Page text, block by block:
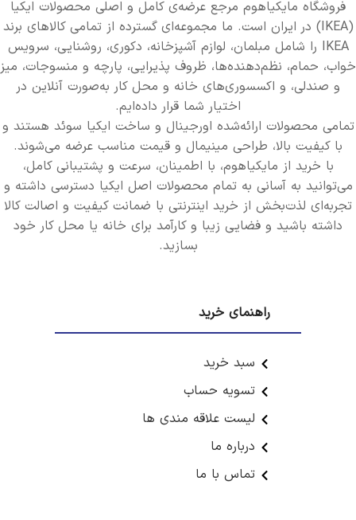
فروشگاه مایکیاهوم مرجع عرضه‌ی کامل و اصلی محصولات ایکیا
(IKEA) در ایران است. ما مجموعه‌ای گسترده از تمامی کالاهای برند
IKEA را شامل مبلمان، لوازم آشپزخانه، دکوری، روشنایی، سرویس
خواب، حمام، نظم‌دهنده‌ها، ظروف پذیرایی، پارچه و منسوجات، میز
و صندلی، و اکسسوری‌های خانه و محل کار به‌صورت آنلاین در
اختیار شما قرار داده‌ایم.
تمامی محصولات ارائه‌شده اورجینال و ساخت ایکیا سوئد هستند و
با کیفیت بالا، طراحی مینیمال و قیمت مناسب عرضه می‌شوند.
با خرید از مایکیاهوم، با اطمینان، سرعت و پشتیبانی کامل،
می‌توانید به آسانی به تمام محصولات اصل ایکیا دسترسی داشته و
تجربه‌ای لذت‌بخش از خرید اینترنتی با ضمانت کیفیت و اصالت کالا
داشته باشید و فضایی زیبا و کارآمد برای خانه یا محل کار خود
بسازید.
راهنمای خرید
سبد خرید
تسویه حساب
لیست علاقه مندی ها
درباره ما
تماس با ما